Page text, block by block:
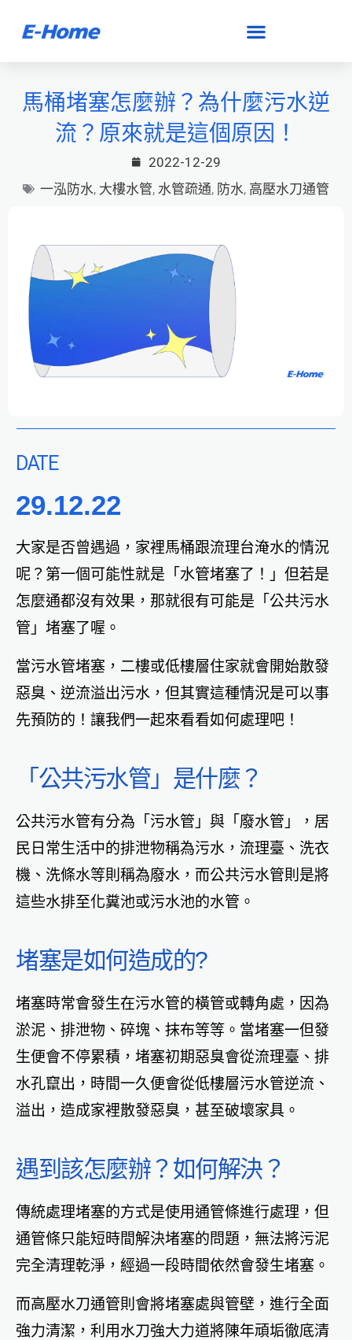
主
馬桶堵塞怎麼辦？為什麼污水逆
流？原來就是這個原因！
2022-12-29
一泓防水, 大樓水管, 水管疏通, 防水, 高壓水刀通管
大家是否曾遇過，家裡馬桶跟流理台淹水的情況
呢？第一個可能性就是「水管堵塞了！」但若是
怎麼通都沒有效果，那就很有可能是「公共污水
管」堵塞了喔。
當污水管堵塞，二樓或低樓層住家就會開始散發
惡臭、逆流溢出污水，但其實這種情況是可以事
先預防的！讓我們一起來看看如何處理吧！
「公共污水管」是什麼？
公共污水管有分為「污水管」與「廢水管」，居
民日常生活中的排泄物稱為污水，流理臺、洗衣
機、洗條水等則稱為廢水，而公共污水管則是將
這些水排至化糞池或污水池的水管。
堵塞是如何造成的?
堵塞時常會發生在污水管的橫管或轉角處，因為
淤泥、排泄物、碎塊、抹布等等。當堵塞一但發
生便會不停累積，堵塞初期惡臭會從流理臺、排
水孔竄出，時間一久便會從低樓層污水管逆流、
溢出，造成家裡散發惡臭，甚至破壞家具。
遇到該怎麼辦？如何解決？
傳統處理堵塞的方式是使用通管條進行處理，但
通管條只能短時間解決堵塞的問題，無法將污泥
完全清理乾淨，經過一段時間依然會發生堵塞。
而高壓水刀通管則會將堵塞處與管壁，進行全面
強力清潔，利用水刀強大力道將陳年頑垢徹底清
DATE
29.12.22